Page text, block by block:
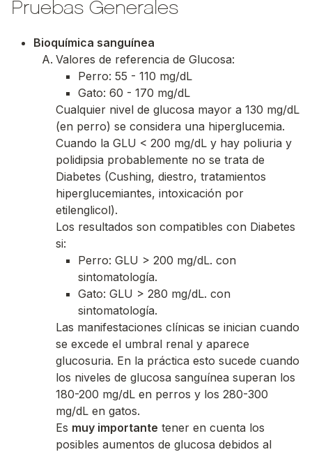
Pruebas Generales
Bioquímica sanguínea
Valores de referencia de Glucosa:
Perro: 55 - 110 mg/dL
Gato: 60 - 170 mg/dL
Cualquier nivel de glucosa mayor a 130 mg/dL
(en perro) se considera una hiperglucemia.
Cuando la GLU < 200 mg/dL y hay poliuria y
polidipsia probablemente no se trata de
Diabetes (Cushing, diestro, tratamientos
hiperglucemiantes, intoxicación por
etilenglicol).
Los resultados son compatibles con Diabetes
si:
Perro: GLU > 200 mg/dL. con
sintomatología.
Gato: GLU > 280 mg/dL. con
sintomatología.
Las manifestaciones clínicas se inician cuando
se excede el umbral renal y aparece
glucosuria. En la práctica esto sucede cuando
los niveles de glucosa sanguínea superan los
180-200 mg/dL en perros y los 280-300
mg/dL en gatos.
Es muy importante tener en cuenta los
posibles aumentos de glucosa debidos al